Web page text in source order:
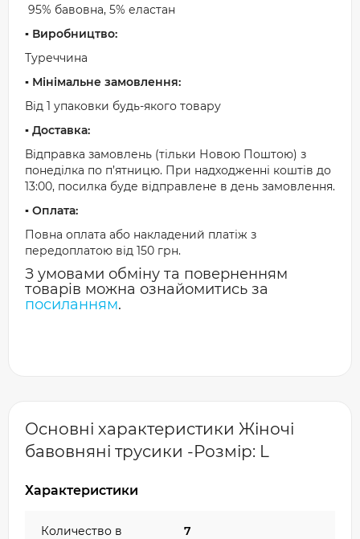
95% бавовна, 5% еластан
▪️ Виробництво:
Туреччина
▪️ Мінімальне замовлення:
Від 1 упаковки будь-якого товару
▪️ Доставка:
Відправка замовлень (тільки Новою Поштою) з
понеділка по п’ятницю. При надходженні коштів до
13:00, посилка буде відправлене в день замовлення.
▪️ Оплата:
Повна оплата або накладений платіж з
передоплатою від 150 грн.
З умовами обміну та поверненням
товарів можна ознайомитись за
посиланням.
Основні характеристики Жіночі
бавовняні трусики -Розмір: L
Характеристики
Количество в
7